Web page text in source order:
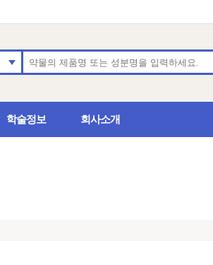
학술정보 회사소개